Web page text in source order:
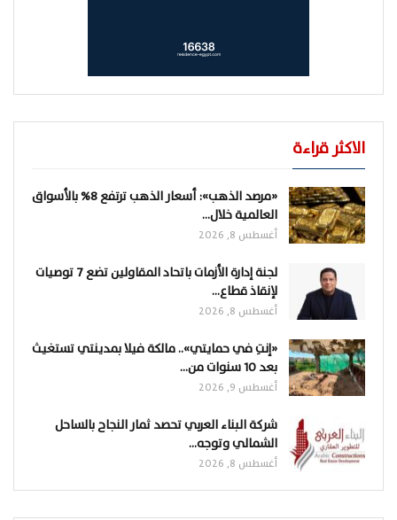
الاكثر قراءة
«مرصد الذهب»: أسعار الذهب ترتفع 8% بالأسواق
العالمية خلال…
أغسطس 8, 2026
لجنة إدارة الأزمات باتحاد المقاولين تضع 7 توصيات
لإنقاذ قطاع…
أغسطس 8, 2026
«إنتِ في حمايتي».. مالكة فيلا بمدينتي تستغيث
بعد 10 سنوات من…
أغسطس 9, 2026
شركة البناء العربي تحصد ثمار النجاح بالساحل
الشمالي وتوجه…
أغسطس 8, 2026